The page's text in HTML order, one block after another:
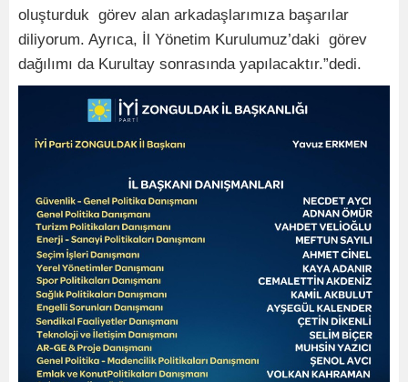
oluşturduk görev alan arkadaşlarımıza başarılar
diliyorum. Ayrıca, İl Yönetim Kurulumuz’daki görev
dağılımı da Kurultay sonrasında yapılacaktır.”dedi.